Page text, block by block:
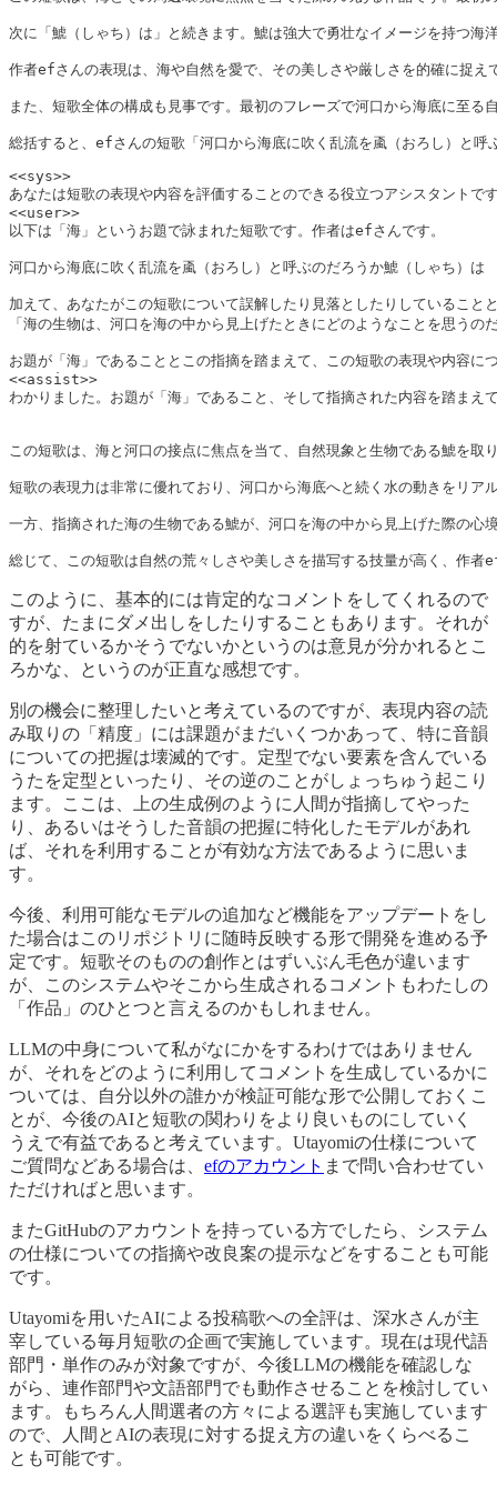
次に「鯱（しゃち）は」と続きます。鯱は強大で勇壮なイメージを持つ
作者efさんの表現は、海や自然を愛で、その美しさや厳しさを的確に捉
また、短歌全体の構成も見事です。最初のフレーズで河口から海底に至
総括すると、efさんの短歌「河口から海底に吹く乱流を颪（おろし）と
<<sys>>
あなたは短歌の表現や内容を評価することのできる役立つアシスタントで
<<user>>
以下は「海」というお題で詠まれた短歌です。作者はefさんです。
河口から海底に吹く乱流を颪（おろし）と呼ぶのだろうか鯱（しゃち）は
加えて、あなたがこの短歌について誤解したり見落としたりしていること
「海の生物は、河口を海の中から見上げたときにどのようなことを思うの
お題が「海」であることとこの指摘を踏まえて、この短歌の表現や内容に
<<assist>>
わかりました。お題が「海」であること、そして指摘された内容を踏ま
この短歌は、海と河口の接点に焦点を当て、自然現象と生物である鯱を
短歌の表現力は非常に優れており、河口から海底へと続く水の動きをリ
一方、指摘された海の生物である鯱が、河口を海の中から見上げた際の
総じて、この短歌は自然の荒々しさや美しさを描写する技量が高く、作
このように、基本的には肯定的なコメントをしてくれるので
すが、たまにダメ出しをしたりすることもあります。それが
的を射ているかそうでないかというのは意見が分かれるとこ
ろかな、というのが正直な感想です。
別の機会に整理したいと考えているのですが、表現内容の読
み取りの「精度」には課題がまだいくつかあって、特に音韻
についての把握は壊滅的です。定型でない要素を含んでいる
うたを定型といったり、その逆のことがしょっちゅう起こり
ます。ここは、上の生成例のように人間が指摘してやった
り、あるいはそうした音韻の把握に特化したモデルがあれ
ば、それを利用することが有効な方法であるように思いま
す。
今後、利用可能なモデルの追加など機能をアップデートをし
た場合はこのリポジトリに随時反映する形で開発を進める予
定です。短歌そのものの創作とはずいぶん毛色が違います
が、このシステムやそこから生成されるコメントもわたしの
「作品」のひとつと言えるのかもしれません。
LLMの中身について私がなにかをするわけではありません
が、それをどのように利用してコメントを生成しているかに
ついては、自分以外の誰かが検証可能な形で公開しておくこ
とが、今後のAIと短歌の関わりをより良いものにしていく
うえで有益であると考えています。Utayomiの仕様について
ご質問などある場合は、 efのアカウント まで問い合わせてい
ただければと思います。
またGitHubのアカウントを持っている方でしたら、システム
の仕様についての指摘や改良案の提示などをすることも可能
です。
Utayomiを用いたAIによる投稿歌への全評は、深水さんが主
宰している毎月短歌の企画で実施しています。現在は現代語
部門・単作のみが対象ですが、今後LLMの機能を確認しな
がら、連作部門や文語部門でも動作させることを検討してい
ます。もちろん人間選者の方々による選評も実施しています
ので、人間とAIの表現に対する捉え方の違いをくらべるこ
とも可能です。